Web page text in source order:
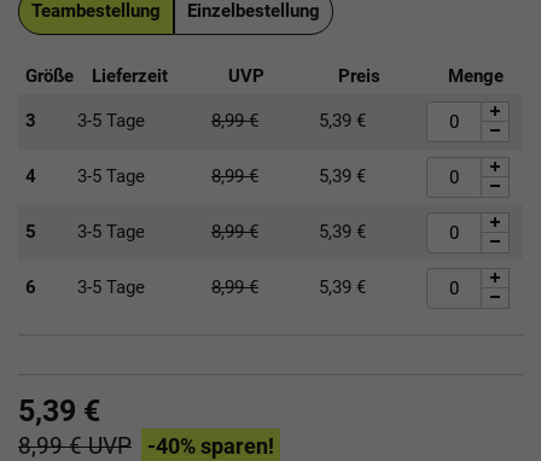
Teambestellung Einzelbestellung
Größe Lieferzeit UVP Preis Menge
3 3-5 Tage 8,99€ 5,39 €
4 3-5 Tage 8,99€ 5,39 €
5 3-5 Tage 8,99€ 5,39 €
6 3-5 Tage 8,99€ 5,39 €
5,39 €
8,99 €UVP -40% sparen!